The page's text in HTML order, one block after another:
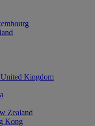
United Kingdom
Zealand
Kong